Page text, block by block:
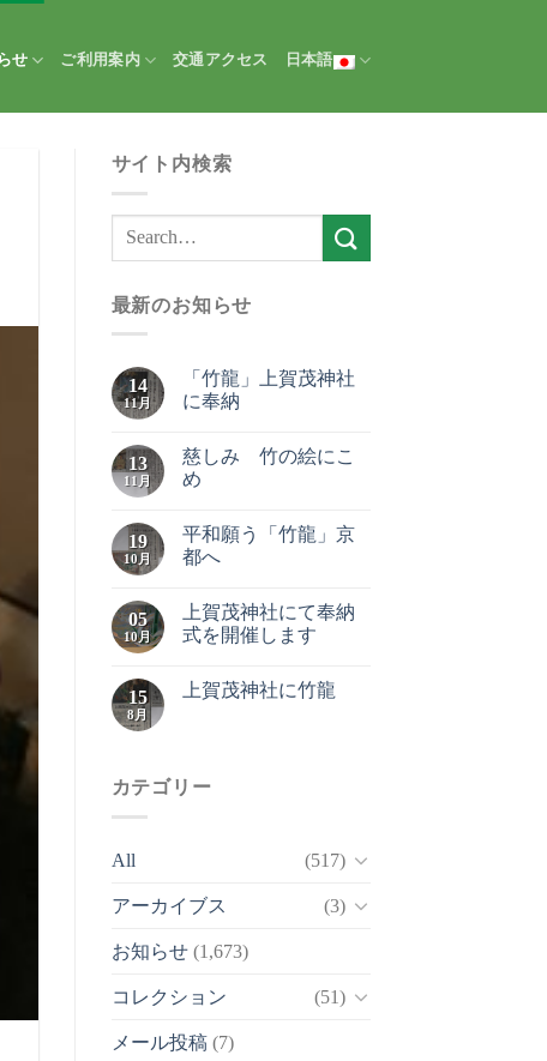
せ ご利用案内 交通アクセス 日本語
サイト内検索
最新のお知らせ
14
11月
「竹龍」上賀茂神社
に奉納
13
11月
慈しみ 竹の絵にこ
め
19
10月
平和願う「竹龍」京
都へ
05
10月
上賀茂神社にて奉納
式を開催します
15
8月
上賀茂神社に竹龍
カテゴリー
All (517)
アーカイブス (3)
お知らせ(1,673)
コレクション (51)
メール投稿(7)